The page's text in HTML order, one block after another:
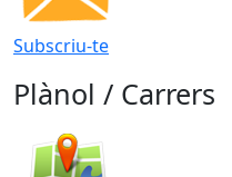
Subscriu-te
Plànol / Carrers